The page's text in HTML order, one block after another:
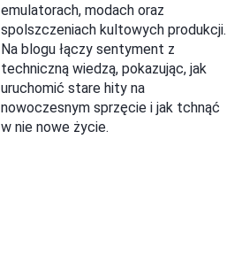
emulatorach, modach oraz
spolszczeniach kultowych produkcji.
Na blogu łączy sentyment z
techniczną wiedzą, pokazując, jak
uruchomić stare hity na
nowoczesnym sprzęcie i jak tchnąć
w nie nowe życie.